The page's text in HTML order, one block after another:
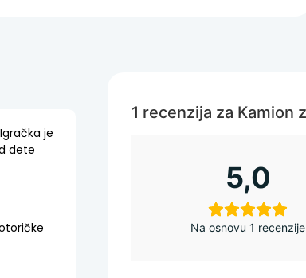
je
dete
1 recenzija za Kamion
5,0
Na osnovu 1 recenzije